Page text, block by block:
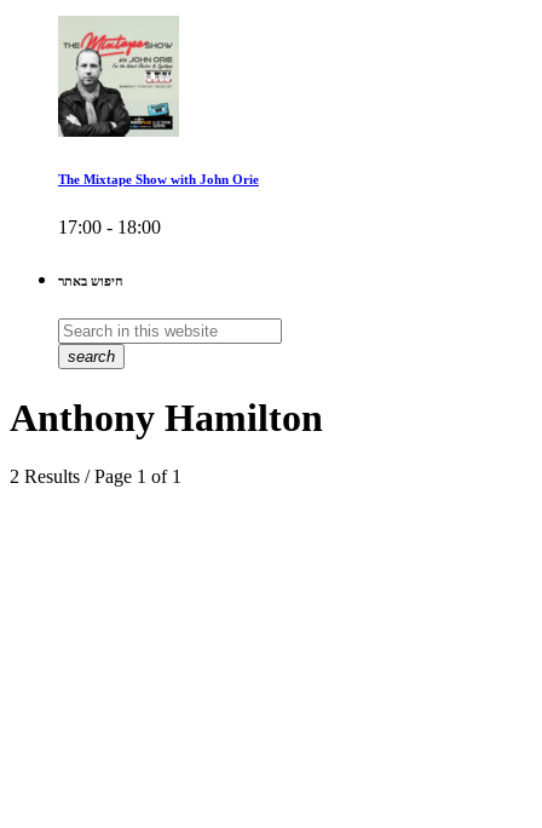
The Mixtape Show with John Orie
17:00 - 18:00
חיפוש באתר
search
Anthony Hamilton
2 Results / Page 1 of 1